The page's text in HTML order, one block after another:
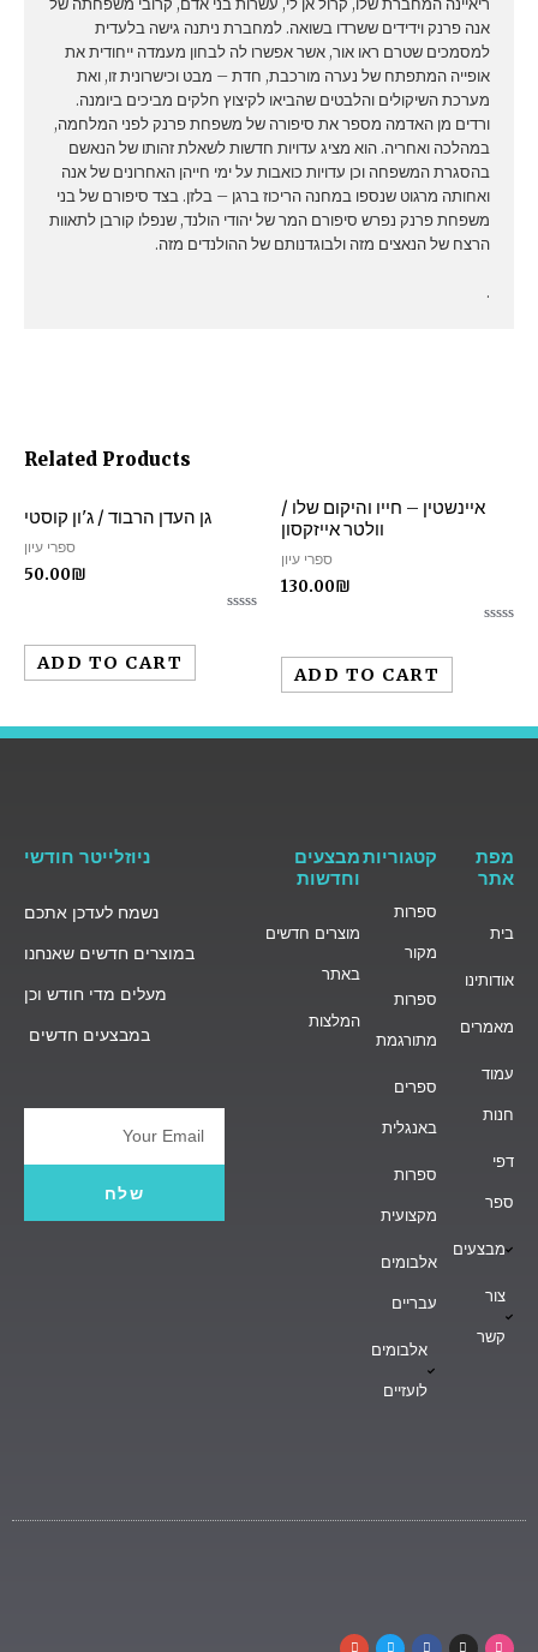
Related Products
איינשטין – חייו והיקום שלו /
וולטר אייזקסון
ספרי עיון
130.00₪
ADD TO CART
גן העדן הרבוד / ג'ון קוסטי
ספרי עיון
50.00₪
ADD TO CART
אנה פרנק וידידים ששרדו בשואה. למחברת ניתנה גישה בלעדית
למסמכים שטרם ראו אור, אשר אפשרו לה לבחון מעמדה ייחודית את
אופייה המתפתח של נערה מורכבת, חדת – מבט וכישרונית זו, ואת
מערכת השיקולים והלבטים שהביאו לקיצוץ חלקים מביכים ביומנה.
ורדים מן האדמה מספר את סיפורה של משפחת פרנק לפני המלחמה,
במהלכה ואחריה. הוא מציג עדויות חדשות לשאלת זהותו של הנאשם
בהסגרת המשפחה וכן עדויות כואבות על ימי חייהן האחרונים של אנה
ואחותה מרגוט שנספו במחנה הריכוז ברגן – בלזן. בצד סיפורם של בני
משפחת פרנק נפרש סיפורם המר של יהודי הולנד, שנפלו קורבן לתאוות
הרצח של הנאצים מזה ולבוגדנותם של ההולנדים מזה.
.
מפת
אתר
בית
אודותינו
מאמרים
עמוד
חנות
דפי
ספר
מבצעים
צור
קשר
קטגוריות
ספרות
מקור
ספרות
מתורגמת
ספרים
באנגלית
ספרות
מקצועית
אלבומים
עבריים
אלבומים
לועזיים
מבצעים
וחדשות
מוצרים חדשים
באתר
המלצות
ניוזלייטר חודשי
נשמח לעדכן אתכם
במוצרים חדשים שאנחנו
מעלים מדי חודש וכן
במבצעים חדשים
Email
שלח
D
I
F
T
G